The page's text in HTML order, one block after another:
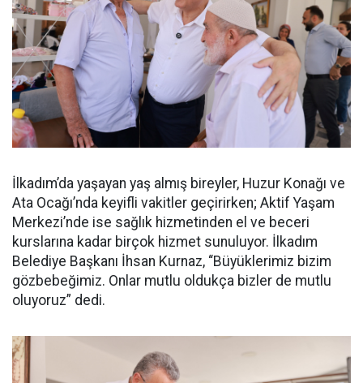
İlkadım’da yaşayan yaş almış bireyler, Huzur Konağı ve
Ata Ocağı’nda keyifli vakitler geçirirken; Aktif Yaşam
Merkezi’nde ise sağlık hizmetinden el ve beceri
kurslarına kadar birçok hizmet sunuluyor. İlkadım
Belediye Başkanı İhsan Kurnaz, “Büyüklerimiz bizim
gözbebeğimiz. Onlar mutlu oldukça bizler de mutlu
oluyoruz” dedi.